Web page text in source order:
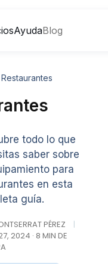
AyudaBlog
todo lo que
saber sobre
para
en esta
guía.
PÉREZ
|
2024 · 8 MIN DE